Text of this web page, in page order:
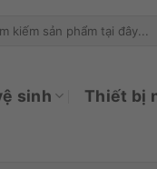
sinh Thiết bị